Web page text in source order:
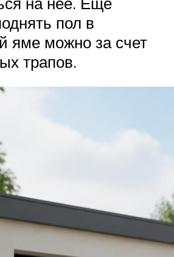
пол в
яме можно за счет
трапов.